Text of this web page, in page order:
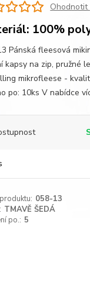
100%
Pánská fleesová
kapsy na zip, pružné
mikrofleese -
po: 10ks V nabídce
058-13
TMAVĚ ŠEDÁ
po.: 5